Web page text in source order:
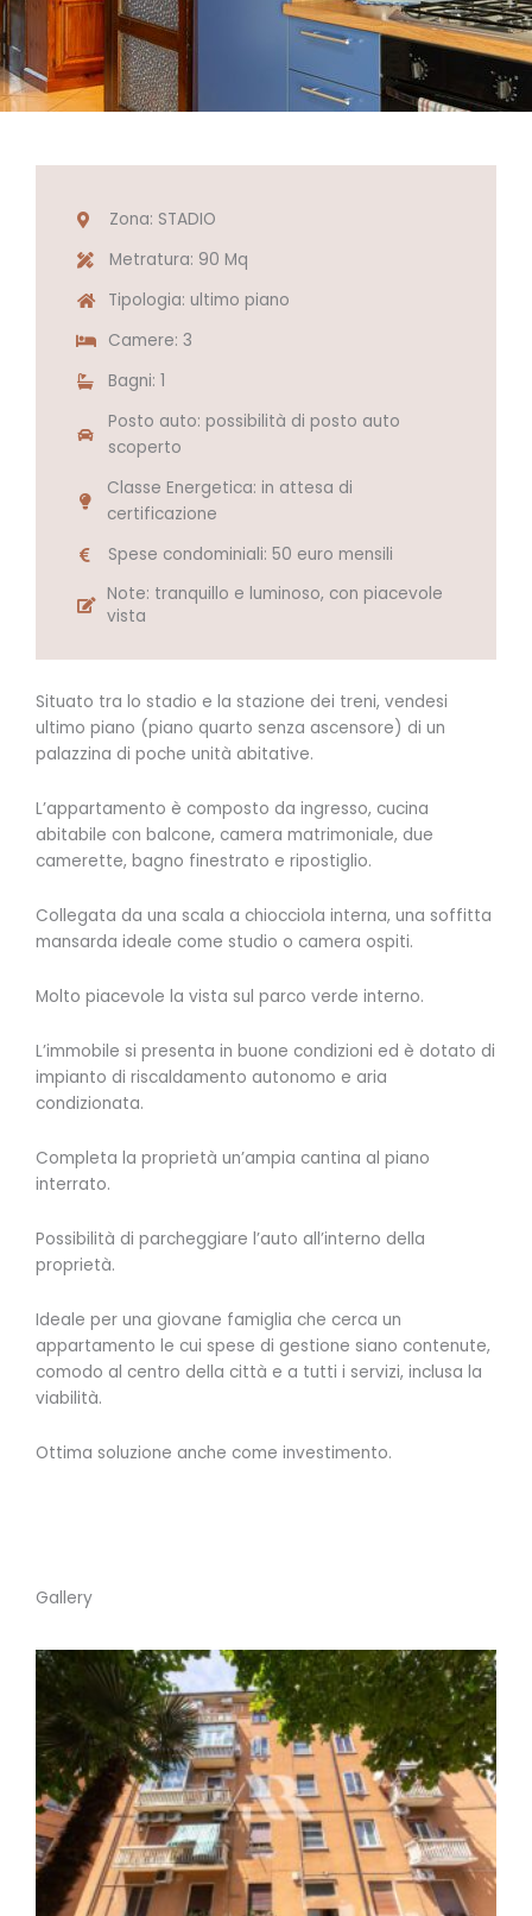
Zona: STADIO
Metratura: 90 Mq
Tipologia: ultimo piano
Camere: 3
Bagni: 1
Posto auto: possibilità di posto auto
scoperto
Classe Energetica: in attesa di
certificazione
Spese condominiali: 50 euro mensili
Note: tranquillo e luminoso, con piacevole
vista
Situato tra lo stadio e la stazione dei treni, vendesi
ultimo piano (piano quarto senza ascensore) di un
palazzina di poche unità abitative.
L’appartamento è composto da ingresso, cucina
abitabile con balcone, camera matrimoniale, due
camerette, bagno finestrato e ripostiglio.
Collegata da una scala a chiocciola interna, una soffitta
mansarda ideale come studio o camera ospiti.
Molto piacevole la vista sul parco verde interno.
L’immobile si presenta in buone condizioni ed è dotato di
impianto di riscaldamento autonomo e aria
condizionata.
Completa la proprietà un’ampia cantina al piano
interrato.
Possibilità di parcheggiare l’auto all’interno della
proprietà.
Ideale per una giovane famiglia che cerca un
appartamento le cui spese di gestione siano contenute,
comodo al centro della città e a tutti i servizi, inclusa la
viabilità.
Ottima soluzione anche come investimento.
Gallery